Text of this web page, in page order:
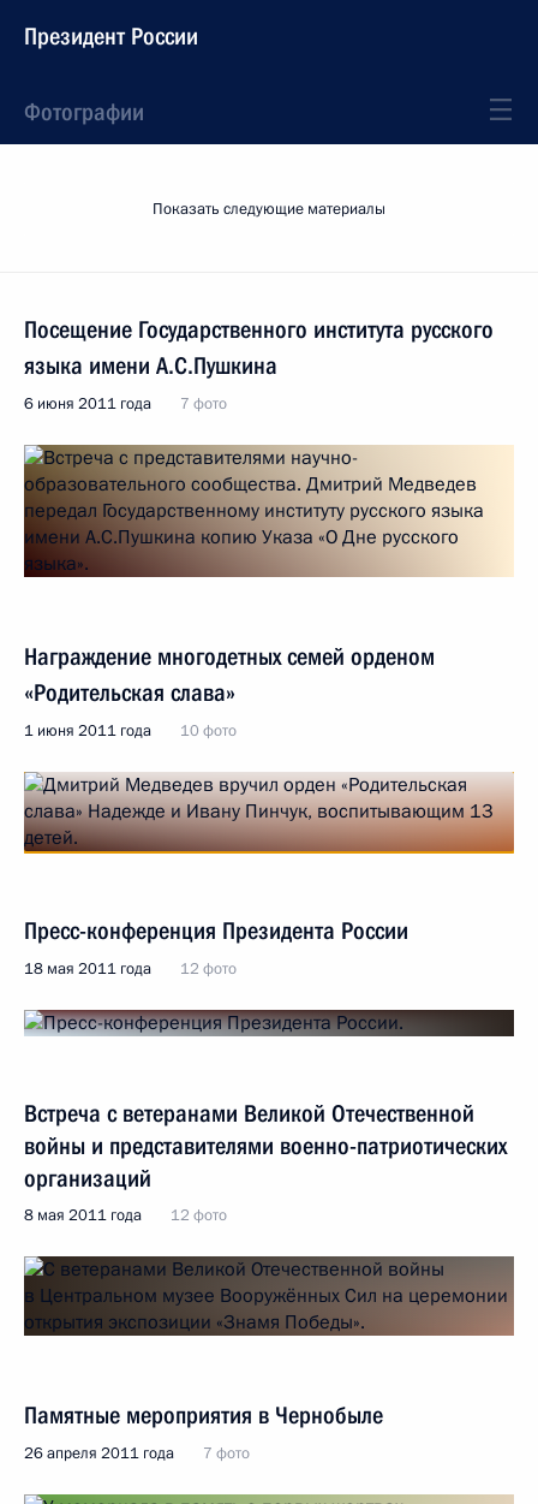
Президент России
Фотографии
Показать следующие материалы
Посещение Государственного института русского
языка имени А.С.Пушкина
6 июня 2011 года 7 фото
Награждение многодетных семей орденом
«Родительская слава»
1 июня 2011 года 10 фото
Пресс-конференция Президента России
18 мая 2011 года 12 фото
Встреча с ветеранами Великой Отечественной
войны и представителями военно-патриотических
организаций
8 мая 2011 года 12 фото
Памятные мероприятия в Чернобыле
26 апреля 2011 года 7 фото